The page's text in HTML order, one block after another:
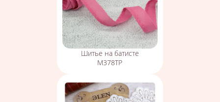
Шитье на батисте
М378ТР